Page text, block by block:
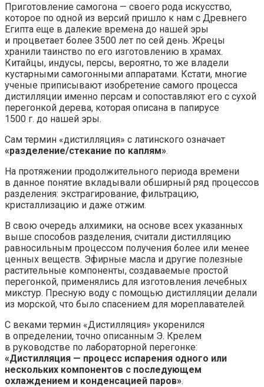
Приготовление самогона — своего рода искусство,
которое по одной из версий пришло к нам с Древнего
Египта еще в далекие времена до нашей эры
и процветает более 3500 лет по сей день. Жрецы
хранили таинство по его изготовлению в храмах.
Китайцы, индусы, персы, вероятно, то же владели
кустарными самогонными аппаратами. Кстати, многие
ученые приписывают изобретение самого процесса
дистилляции именно персам и сопоставляют его с сухой
перегонкой дерева, которая описана в папирусе
1500 г. до нашей эры.
Сам термин «дистилляция» с латинского означает
«разделение/стекание по каплям».
На протяжении продолжительного периода времени
в данное понятие вкладывали обширный ряд процессов
разделения: экстрагирование, фильтрацию,
кристаллизацию и даже отжим.
В свою очередь алхимики, на основе всех указанных
выше способов разделения, считали дистилляцию
равносильным процессом получения более или менее
ценных веществ. Эфирные масла и другие полезные
растительные компоненты, создаваемые простой
перегонкой, применялись для изготовления лечебных
микстур. Пресную воду с помощью дистилляции делали
из морской, что было спасением для мореплавателей.
С веками термин «Дистилляция» укоренился
в определении, точно описанным Э. Крелем
в руководстве по лабораторной перегонке:
«Дистилляция — процесс испарения одного или
нескольких компонентов с последующем
охлаждением и конденсацией паров».